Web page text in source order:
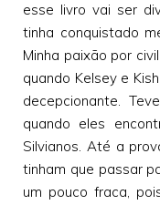
esse livro vai ser
tinha conquistado
Minha paixão por
quando Kelsey e
decepcionante.
quando eles
Silvianos. Até a
tinham que passar
um pouco fraca,